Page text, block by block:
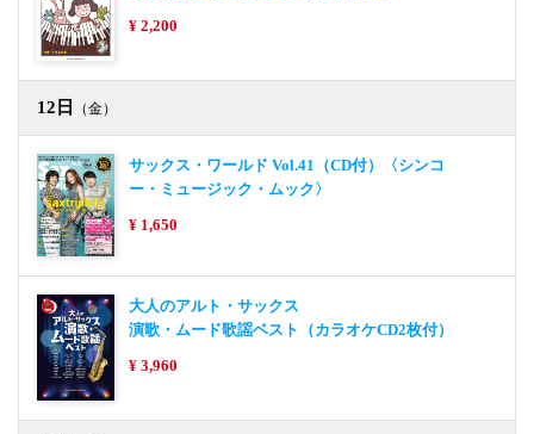
¥ 2,200
12日 （金）
サックス・ワールド Vol.41（CD付）〈シンコ
ー・ミュージック・ムック〉
¥ 1,650
大人のアルト・サックス
演歌・ムード歌謡ベスト（カラオケCD2枚付）
¥ 3,960